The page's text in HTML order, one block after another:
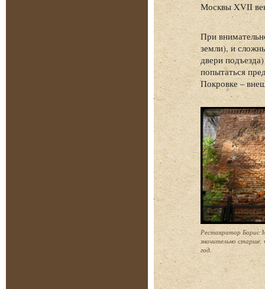
Москвы XVII
При
земли), и
двери
попытаться
Покровке –
Реставратор Борис
значительно старше,
год.